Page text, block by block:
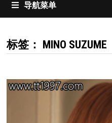
导航菜单
标签： MINO SUZUME